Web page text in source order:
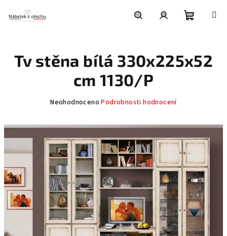
obsah
košík
Tv stěna bílá 330x225x52
cm 1130/P
Průměrné
produktu
0,0
z
5
hvězdiček.
Neohodnoceno Podrobnosti hodnocení